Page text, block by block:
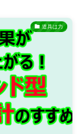
道具は力